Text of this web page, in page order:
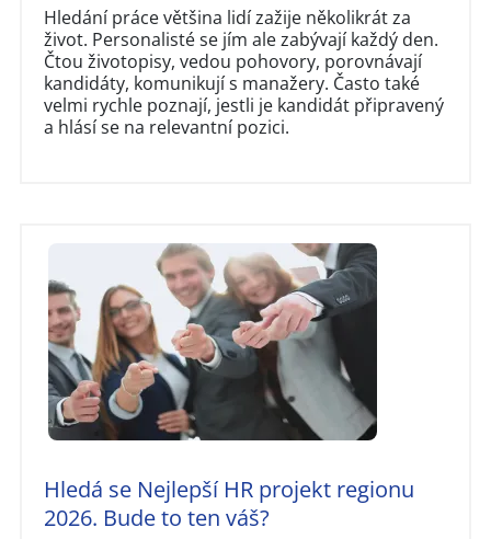
Hledání práce většina lidí zažije několikrát za
život. Personalisté se jím ale zabývají každý den.
Čtou životopisy, vedou pohovory, porovnávají
kandidáty, komunikují s manažery. Často také
velmi rychle poznají, jestli je kandidát připravený
a hlásí se na relevantní pozici.
Hledá se Nejlepší HR projekt regionu
2026. Bude to ten váš?